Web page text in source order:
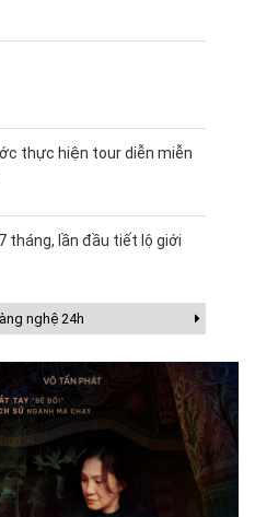
thực hiện tour diễn miễn
tháng, lần đầu tiết lộ giới
nghệ 24h